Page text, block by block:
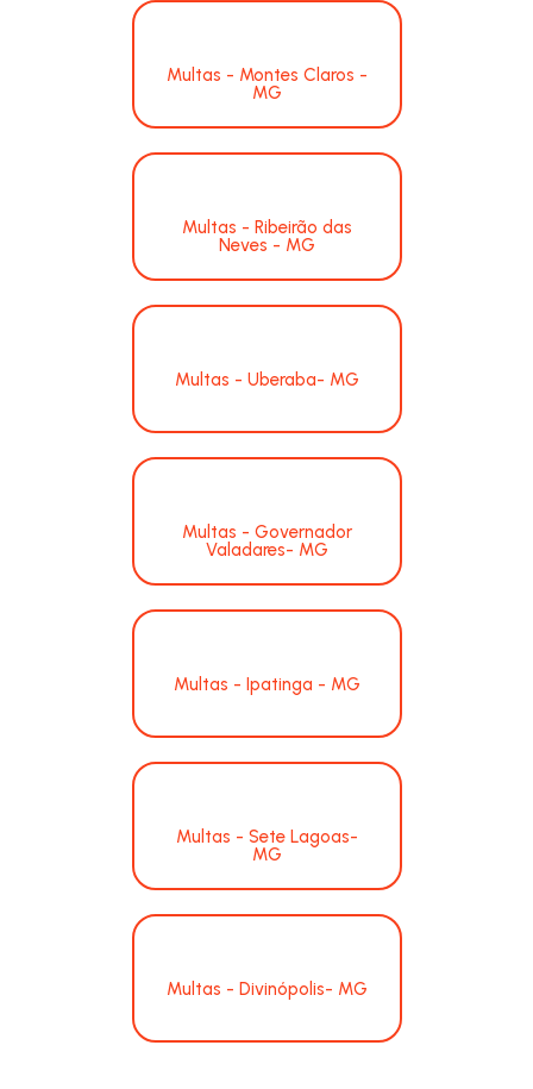
Multas - Montes Claros -
MG
Multas - Ribeirão das
Neves - MG
Multas - Uberaba- MG
Multas - Governador
Valadares- MG
Multas - Ipatinga - MG
Multas - Sete Lagoas-
MG
Multas - Divinópolis- MG